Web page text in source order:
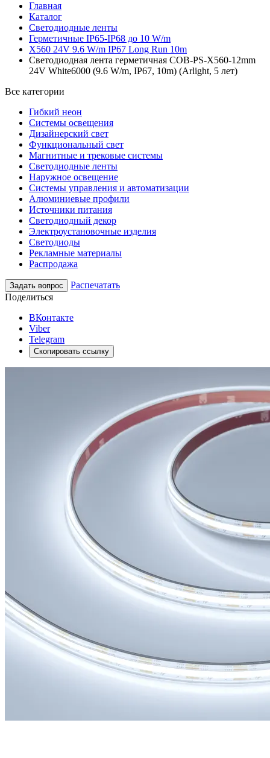
Главная
Каталог
Светодиодные ленты
Герметичные IP65-IP68 до 10 W/m
X560 24V 9.6 W/m IP67 Long Run 10m
Светодиодная лента герметичная COB-PS-X560-12mm
24V White6000 (9.6 W/m, IP67, 10m) (Arlight, 5 лет)
Все категории
Гибкий неон
Системы освещения
Дизайнерский свет
Функциональный свет
Магнитные и трековые системы
Светодиодные ленты
Наружное освещение
Системы управления и автоматизации
Алюминиевые профили
Источники питания
Светодиодный декор
Электроустановочные изделия
Светодиоды
Рекламные материалы
Распродажа
Задать вопрос
Распечатать
Поделиться
ВКонтакте
Viber
Telegram
Скопировать ссылку